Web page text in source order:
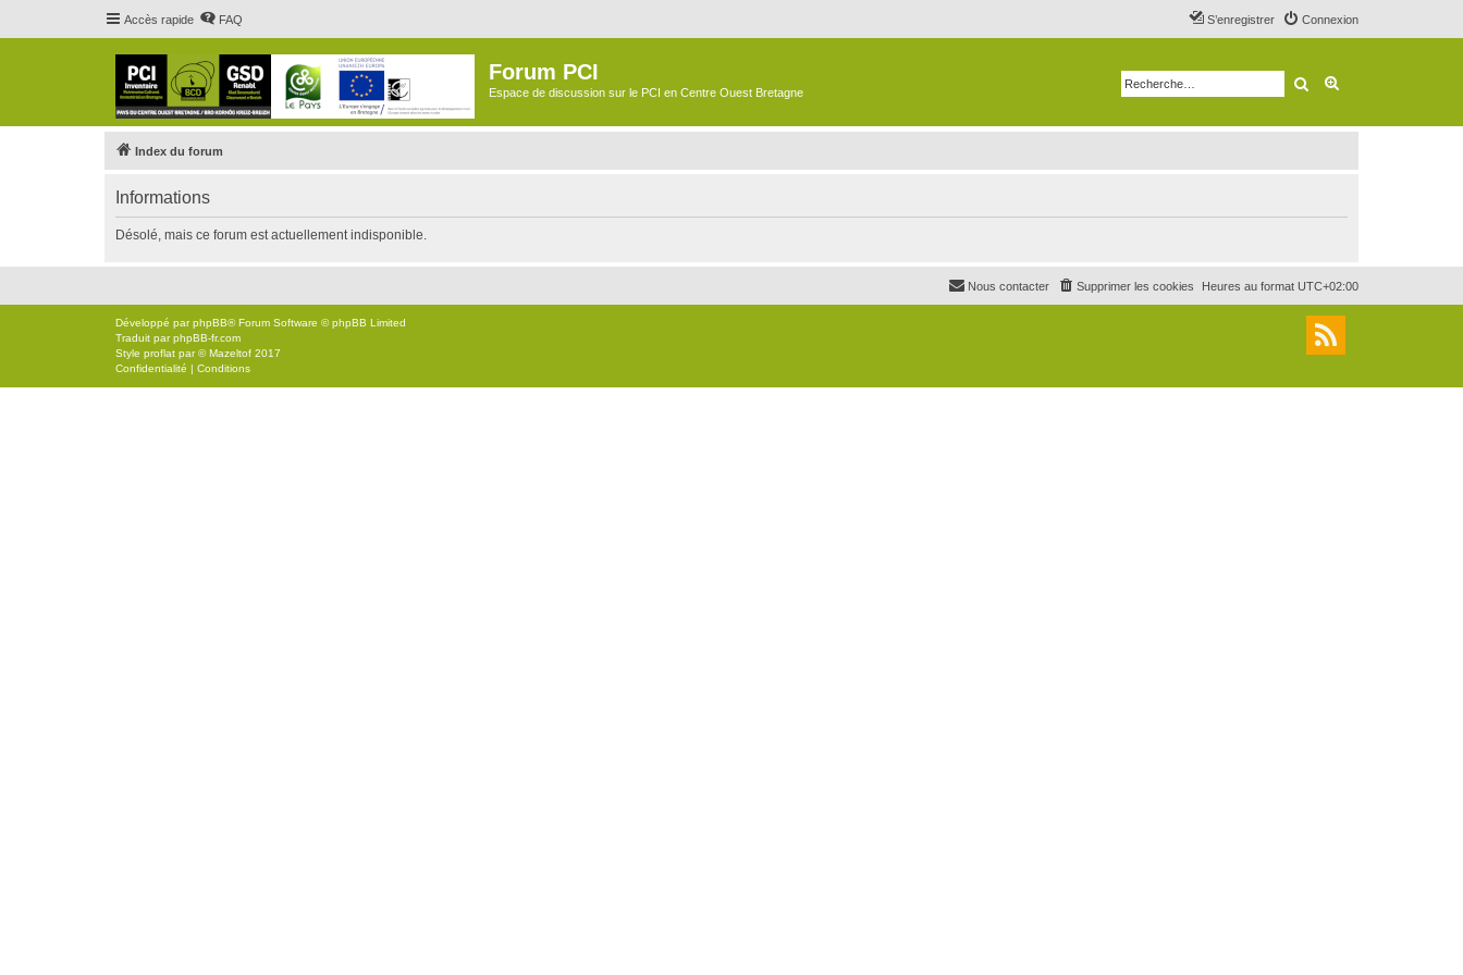
Accès rapide FAQ Connexion
S’enregistrer
Forum PCI
Espace de discussion sur le PCI en Centre Ouest Bretagne Rechercher
Index du forum
Informations
Désolé, mais ce forum est actuellement indisponible.
Heures au format UTC+02:00
Supprimer les cookies
Nous contacter
Développé parphpBB® Forum Software © phpBB Limited
Traduit parphpBB-fr.com
Style proflat par ©Mazeltof 2017
Confidentialité | Conditions